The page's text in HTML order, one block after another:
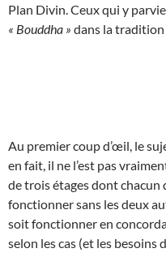
Plan Divin. Ceux qui y
« Bouddha » dans la tradition
Au premier coup d’œil, le
en fait, il ne l’est pas
de trois étages dont chacun
fonctionner sans les deux
soit fonctionner en
selon les cas (et les besoins